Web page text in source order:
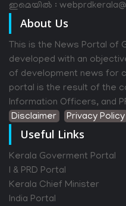
ഇമെയിൽ :
About Us
This is the News Portal of
developed with an
of development news for
portal is the result of the
Information Officers, and
Disclaimer
Privacy Policy
Useful Links
Kerala Goverment Portal
I & PRD Portal
Kerala Chief Minister
India Portal